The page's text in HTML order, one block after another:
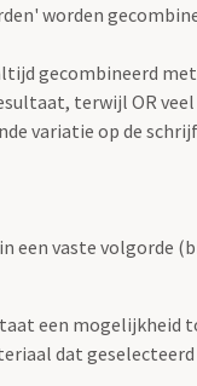
worden
gecombineerd met
terwijl OR
variatie op de
een vaste volgorde
een
dat geselecteerd